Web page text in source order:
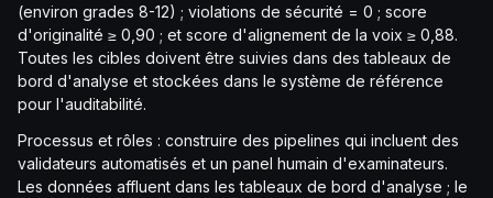
(environ grades 8-12) ; violations de sécurité = 0 ; score
d'originalité ≥ 0,90 ; et score d'alignement de la voix ≥ 0,88.
Toutes les cibles doivent être suivies dans des tableaux de
bord d'analyse et stockées dans le système de référence
pour l'auditabilité.
Processus et rôles : construire des pipelines qui incluent des
validateurs automatisés et un panel humain d'examinateurs.
Les données affluent dans les tableaux de bord d'analyse ; le